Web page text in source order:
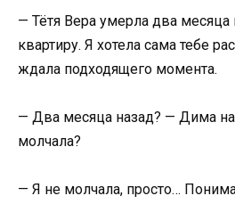
— Тётя Вера умерла два месяца
квартиру. Я хотела сама тебе
ждала подходящего момента.
— Два месяца назад? — Дима
молчала?
— Я не молчала, просто…